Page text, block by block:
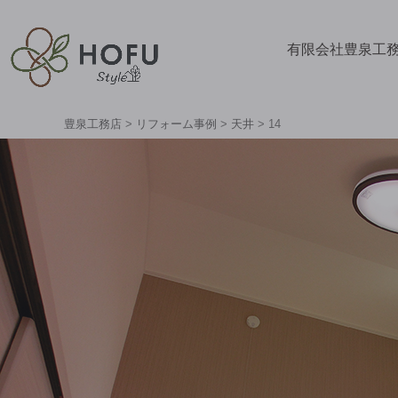
有限会社豊泉工
豊泉工務店 > リフォーム事例 > 天井 > 14